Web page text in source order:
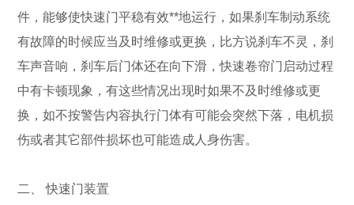
件，能够使快速门平稳有效**地运行，如果刹车制动系统
有故障的时候应当及时维修或更换，比方说刹车不灵，刹
车声音响，刹车后门体还在向下滑，快速卷帘门启动过程
中有卡顿现象，有这些情况出现时如果不及时维修或更
换，如不按警告内容执行门体有可能会突然下落，电机损
伤或者其它部件损坏也可能造成人身伤害。
二、 快速门装置